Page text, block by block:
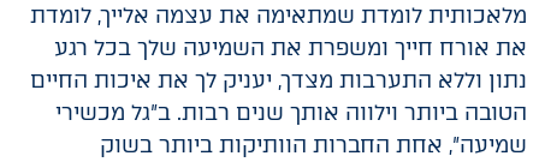
מלאכותית לומדת שמתאימה את עצמה אלייך, לומדת
את אורח חייך ומשפרת את השמיעה שלך בכל רגע
נתון וללא התערבות מצדך, יעניק לך את איכות החיים
הטובה ביותר וילווה אותך שנים רבות. ב"גל מכשירי
שמיעה", אחת החברות הוותיקות ביותר בשוק